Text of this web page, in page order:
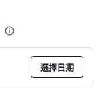
選擇日期